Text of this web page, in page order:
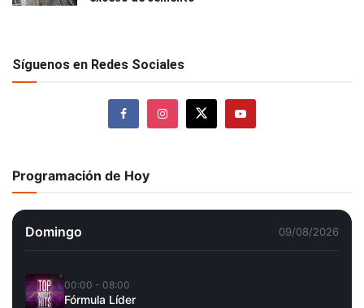
Síguenos en Redes Sociales
Programación de Hoy
Domingo 09/08/2026
00:00 - 08:00
Fórmula Líder